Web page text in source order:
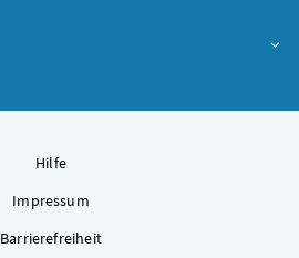
Hilfe
Impressum
Barrierefreiheit